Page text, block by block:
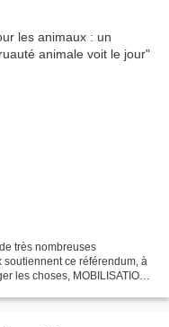
très nombreuses
ce référendum, à
les choses, MOBILISATION